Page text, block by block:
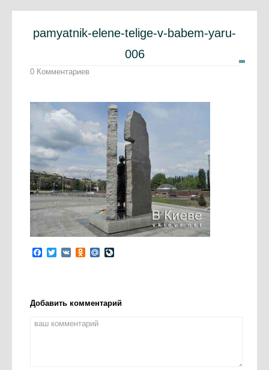
pamyatnik-elene-telige-v-babem-yaru-
006
0 Комментариев
Facebook
Twitter
VK Odnoklassniki
Mail.Ru
Добавить комментарий